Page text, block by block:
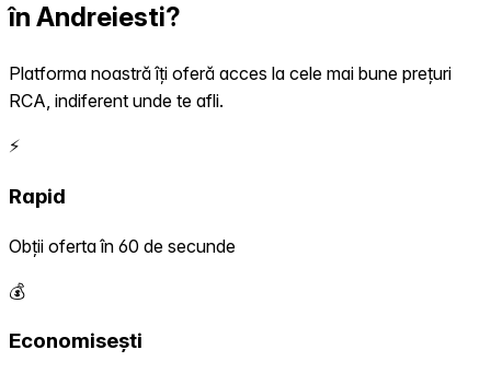
în Andreiesti?
Platforma noastră îți oferă acces la cele mai bune prețuri
RCA, indiferent unde te afli.
⚡
Rapid
Obții oferta în 60 de secunde
💰
Economisești